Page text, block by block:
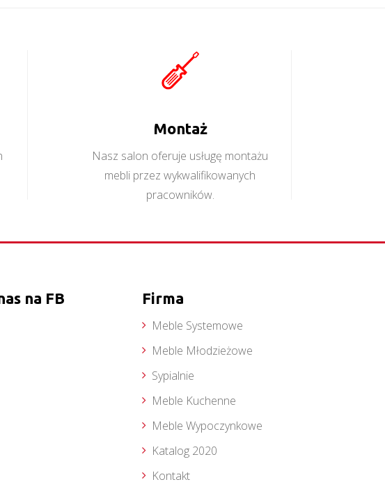
Montaż
Nasz salon oferuje usługę montażu
mebli przez wykwalifikowanych
pracowników.
na FB Firma
Meble Systemowe
Meble Młodzieżowe
Sypialnie
Meble Kuchenne
Meble Wypoczynkowe
Katalog 2020
Kontakt